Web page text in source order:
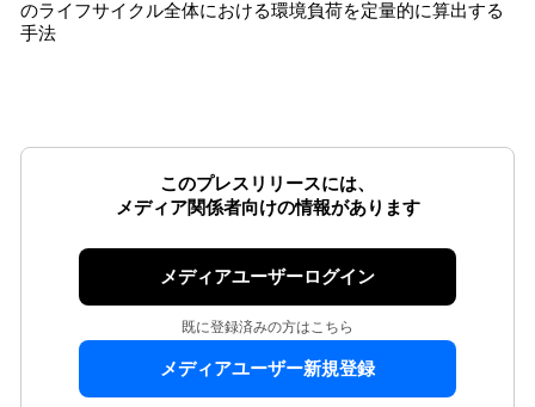
のライフサイクル全体における環境負荷を定量的に算出する
手法
このプレスリリースには、
メディア関係者向けの情報があります
メディアユーザーログイン
既に登録済みの方はこちら
メディアユーザー新規登録